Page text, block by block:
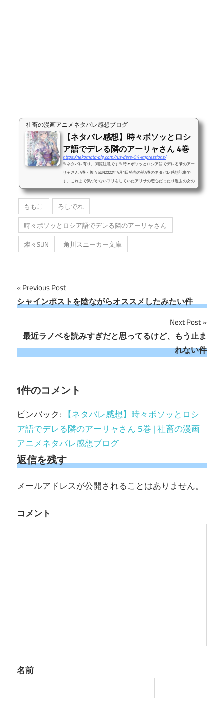
社畜の漫画アニメネタバレ感想ブログ
【ネタバレ感想】時々ボソッとロシ
ア語でデレる隣のアーリャさん 4巻
https://nekomata-blg.com/rus-dere-04-impressions/
※ネタバレ有り。閲覧注意です※時々ボソッとロシア語でデレる隣のアー
リャさん 4巻 - 燦々SUN2022年4月1日発売の第4巻のネタバレ感想記事で
す。これまで気づかないフリをしていたアリサの恋心だったり過去の女の
子の正体がやっと分かったりと、4巻はかなり展開が動きましたね。むし
ろこれだけ色々とアプローチをされて、キスのくだりをやるまで頑なに気
づかないフリを続けていた政近の恋愛恐怖症はかなりのものってことです
ね。なぜ恋愛に前向きになれないのか。両親の離婚の話やその際の政近の
心情もしっかり書かれていて、ただギャグ...
ももこ
ろしでれ
時々ボソッとロシア語でデレる隣のアーリャさん
燦々SUN
角川スニーカー文庫
投
稿
ナ
ビ
ー
シ
ョ
ン
Previous Post
シャインポストを陰ながらオススメしたみたい件
Next Post
最近ラノベを読みすぎだと思ってるけど、もう止ま
れない件
1件のコメント
ピンバック: 【ネタバレ感想】時々ボソッとロシ
ア語でデレる隣のアーリャさん 5巻 | 社畜の漫画
アニメネタバレ感想ブログ
返信を残す
メールアドレスが公開されることはありません。
コメント
名前